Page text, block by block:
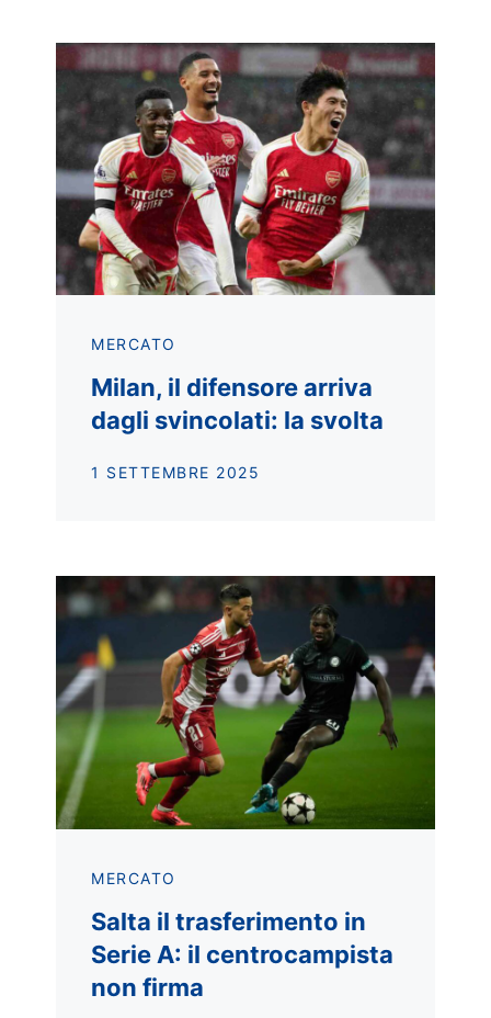
MERCATO
Milan, il difensore arriva
dagli svincolati: la svolta
1 SETTEMBRE 2025
MERCATO
Salta il trasferimento in
Serie A: il centrocampista
non firma